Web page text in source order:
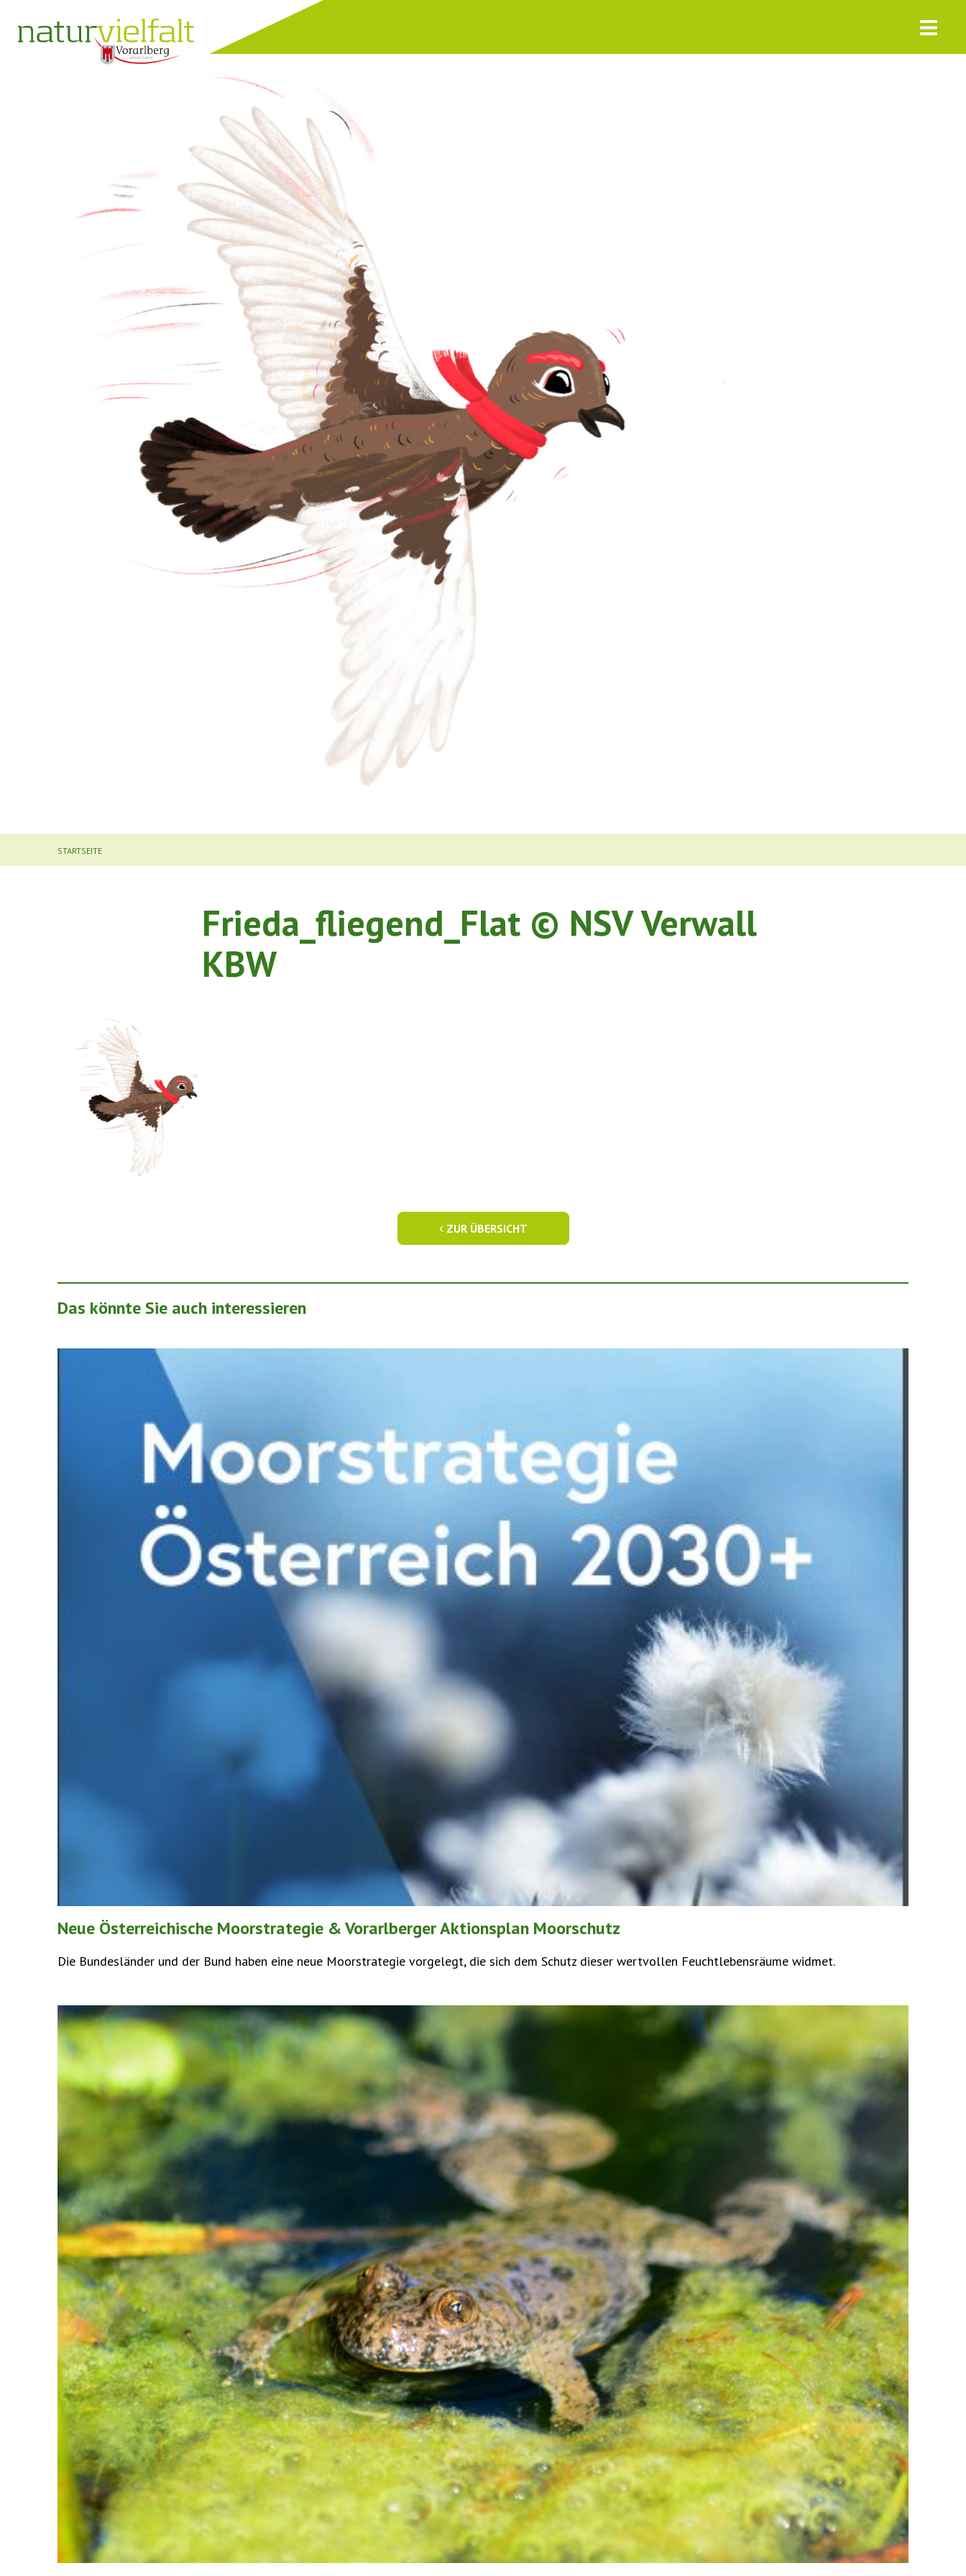
STARTSEITE
Frieda_fliegend_Flat © NSV Verwall
KBW
ZUR ÜBERSICHT
Das könnte Sie auch interessieren
Neue Österreichische Moorstrategie & Vorarlberger Aktionsplan Moorschutz
Die Bundesländer und der Bund haben eine neue Moorstrategie vorgelegt, die sich dem Schutz dieser wertvollen Feuchtlebensräume widmet.